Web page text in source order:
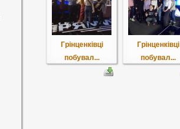
Грінценківці
побувал...
Грінценківці
побувал...